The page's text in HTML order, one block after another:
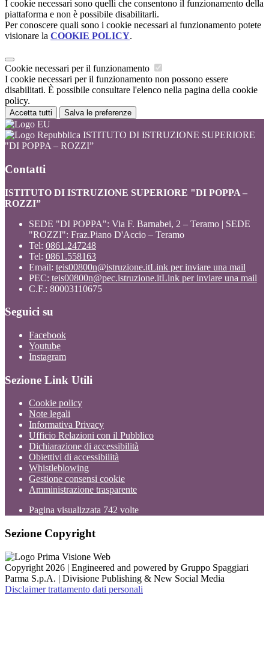
I cookie necessari sono quelli che consentono il funzionamento della
piattaforma e non è possibile disabilitarli.
Per conoscere quali sono i cookie necessari al funzionamento potete
visionare la COOKIE POLICY.
Cookie necessari per il funzionamento
I cookie necessari per il funzionamento non possono essere
disabilitati. È possibile consultare l'elenco nella pagina della cookie
policy.
Accetta tutti Salva le preferenze
ISTITUTO DI ISTRUZIONE SUPERIORE
"DI POPPA – ROZZI”
Contatti
ISTITUTO DI ISTRUZIONE SUPERIORE "DI POPPA –
ROZZI”
SEDE "DI POPPA": Via F. Barnabei, 2 – Teramo | SEDE
"ROZZI": Fraz.Piano D'Accio – Teramo
Tel: 0861.247248
Tel: 0861.558163
Email: teis00800n@istruzione.itLink per inviare una mail
PEC: teis00800n@pec.istruzione.itLink per inviare una mail
C.F.: 80003110675
Seguici su
Facebook
Youtube
Instagram
Sezione Link Utili
Cookie policy
Note legali
Informativa Privacy
Ufficio Relazioni con il Pubblico
Dichiarazione di accessibilità
Obiettivi di accessibilità
Whistleblowing
Gestione consensi cookie
Amministrazione trasparente
Pagina visualizzata 742 volte
Sezione Copyright
Copyright 2026 | Engineered and powered by Gruppo Spaggiari
Parma S.p.A. | Divisione Publishing & New Social Media
Disclaimer trattamento dati personali